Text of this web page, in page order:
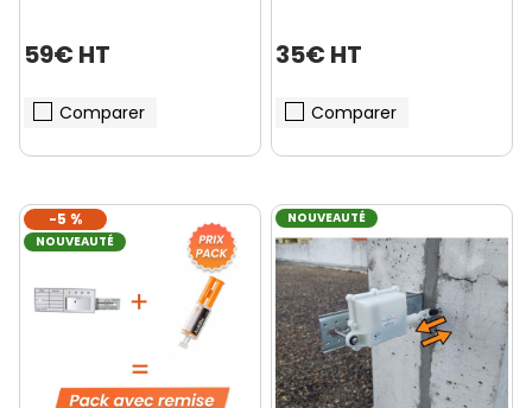
59€ HT
Comparer
35€ HT
Comparer
-5 %
NOUVEAUTÉ
NOUVEAUTÉ